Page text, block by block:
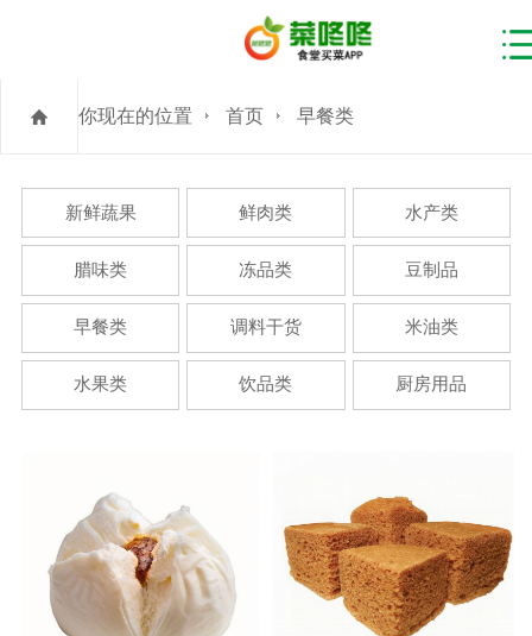
你现在的位置 首页 早餐类
新鲜蔬果 鲜肉类 水产类
腊味类 冻品类 豆制品
早餐类 调料干货 米油类
水果类 饮品类 厨房用品